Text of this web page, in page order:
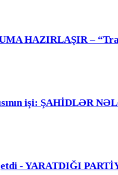
HAZIRLAŞIR –
işi: ŞAHİDLƏR
- YARATDIĞI